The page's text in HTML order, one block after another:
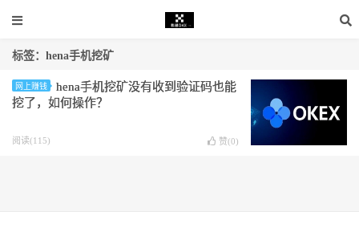
标签：hena手机挖矿
网上赚钱
hena手机挖矿没有收到验证码也能
挖了，如何操作？
阅读(115) 赞(0)